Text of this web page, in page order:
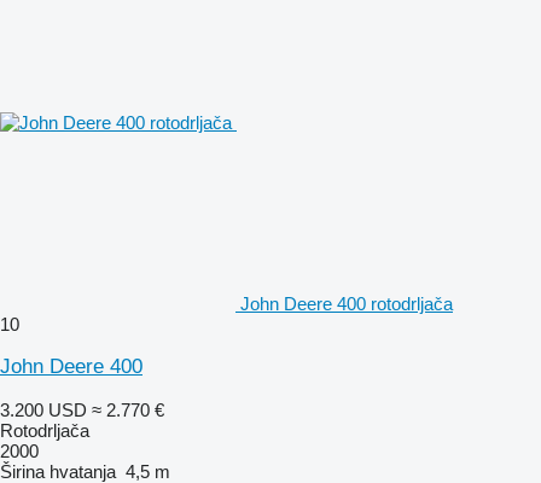
John Deere 400 rotodrljača
10
John Deere 400
3.200 USD ≈ 2.770 €
Rotodrljača
2000
Širina hvatanja 4,5 m